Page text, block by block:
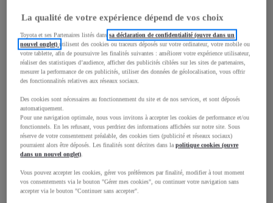
Longueur
3 700mm
Hauteur
1 510
Largeur
1 740mm
Consommation mixte
La qualité de votre expérience dépend de vos choix
Toyota et ses Partenaires listés danssa déclaration de confidentialité (ouvre dans un
nouvel onglet)utilisent des cookies ou traceurs déposés sur votre ordinateur, votre mobile ou
votre tablette, afin de poursuivre les finalités suivantes : améliorer votre expérience utilisateur,
réaliser des statistiques d’audience, afficher des publicités ciblées sur les sites de partenaires,
mesurer la performance de ces publicités, utiliser des données de géolocalisation, vous offrir
des fonctionnalités relatives aux réseaux sociaux.
Des cookies sont nécessaires au fonctionnement du site et de nos services, et sont déposés
automatiquement.
Pour une navigation optimale, nous vous invitons à accepter les cookies de performance et/ou
fonctionnels. En les refusant, vous perdriez des informations affichées sur notre site. Sous
réserve de votre consentement préalable, des cookies tiers (publicité et réseaux sociaux)
pourraient alors être déposés. Les finalités sont décrites dans lapolitique cookies (ouvre
dans un nouvel onglet).
Vous pouvez accepter les cookies, gérer vos préférences par finalité, modifier à tout moment
vos consentements via le bouton "Gérer mes cookies", ou continuer votre navigation sans
accepter via le bouton "Continuer sans accepter".